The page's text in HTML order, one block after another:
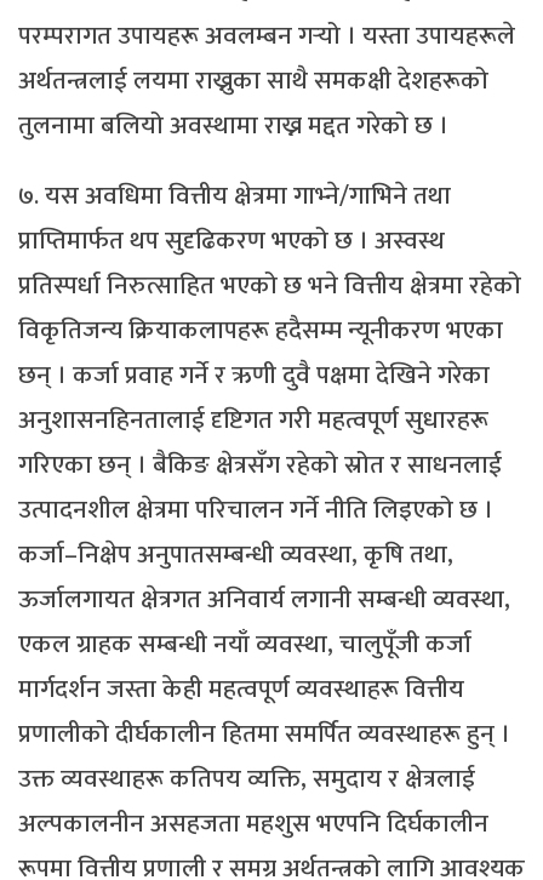
परम्परागत उपायहरू अवलम्बन गर्‍यो । यस्ता उपायहरूले
अर्थतन्त्रलाई लयमा राख्नुका साथै समकक्षी देशहरूको
तुलनामा बलियो अवस्थामा राख्न मद्दत गरेको छ ।
७. यस अवधिमा वित्तीय क्षेत्रमा गाभ्ने/गाभिने तथा
प्राप्तिमार्फत थप सुदृढिकरण भएको छ । अस्वस्थ
प्रतिस्पर्धा निरुत्साहित भएको छ भने वित्तीय क्षेत्रमा रहेको
विकृतिजन्य क्रियाकलापहरू हदैसम्म न्यूनीकरण भएका
छन् । कर्जा प्रवाह गर्ने र ऋणी दुवै पक्षमा देखिने गरेका
अनुशासनहिनतालाई दृष्टिगत गरी महत्वपूर्ण सुधारहरू
गरिएका छन् । बैकिङ क्षेत्रसँग रहेको स्रोत र साधनलाई
उत्पादनशील क्षेत्रमा परिचालन गर्ने नीति लिइएको छ ।
कर्जा–निक्षेप अनुपातसम्बन्धी व्यवस्था, कृषि तथा,
ऊर्जालगायत क्षेत्रगत अनिवार्य लगानी सम्बन्धी व्यवस्था,
एकल ग्राहक सम्बन्धी नयाँ व्यवस्था, चालुपूँजी कर्जा
मार्गदर्शन जस्ता केही महत्वपूर्ण व्यवस्थाहरू वित्तीय
प्रणालीको दीर्घकालीन हितमा समर्पित व्यवस्थाहरू हुन् ।
उक्त व्यवस्थाहरू कतिपय व्यक्ति, समुदाय र क्षेत्रलाई
अल्पकालनीन असहजता महशुस भएपनि दिर्घकालीन
रूपमा वित्तीय प्रणाली र समग्र अर्थतन्त्रको लागि आवश्यक